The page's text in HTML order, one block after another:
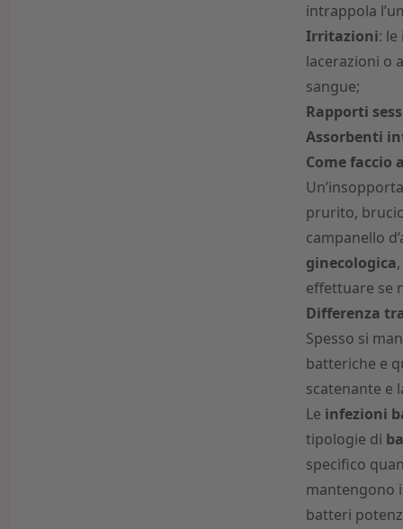
intrappola
Irritazioni:
lacerazioni o
sangue;
Rapporti
Assorbenti
Come faccio
prurito,
campanello
ginecologica
effettuare se
Differenza
Spesso si
batteriche e
scatenante e
Le infezioni
tipologie di
specifico
mantengono
batteri